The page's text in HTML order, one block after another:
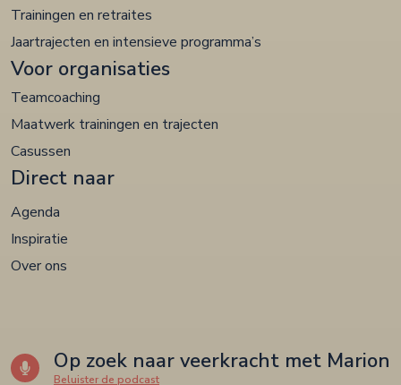
Trainingen en retraites
Jaartrajecten en intensieve programma’s
Voor organisaties
Teamcoaching
Maatwerk trainingen en trajecten
Casussen
Direct naar
Agenda
Inspiratie
Over ons
Op zoek naar veerkracht met Marion
Beluister de podcast